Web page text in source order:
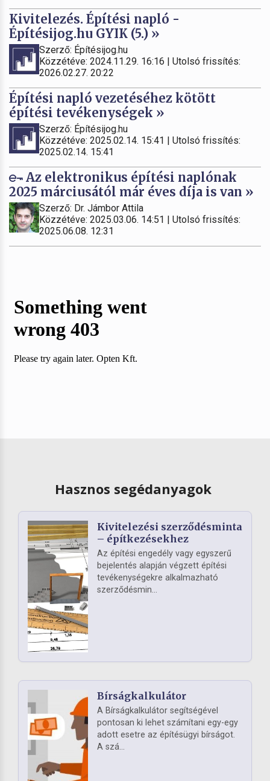
Kivitelezés. Építési napló -
Építésijog.hu GYIK (5.) »
Szerző: Építésijog.hu
Közzétéve: 2024.11.29. 16:16 | Utolsó frissítés:
2026.02.27. 20:22
Építési napló vezetéséhez kötött
építési tevékenységek »
Szerző: Építésijog.hu
Közzétéve: 2025.02.14. 15:41 | Utolsó frissítés:
2025.02.14. 15:41
Az elektronikus építési naplónak
2025 márciusától már éves díja is van »
Szerző: Dr. Jámbor Attila
Közzétéve: 2025.03.06. 14:51 | Utolsó frissítés:
2025.06.08. 12:31
Hasznos segédanyagok
Kivitelezési szerződésminta
– építkezésekhez
Az építési engedély vagy egyszerű
bejelentés alapján végzett építési
tevékenységekre alkalmazható
szerződésmin...
Bírságkalkulátor
A Bírságkalkulátor segítségével
pontosan ki lehet számítani egy-egy
adott esetre az építésügyi bírságot.
A szá...